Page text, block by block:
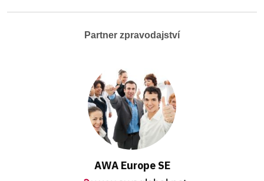
Partner zpravodajství
AWA Europe SE